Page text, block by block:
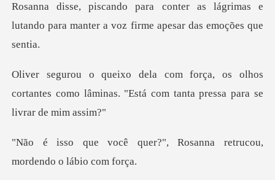
Rosanna disse, piscando para conter as l
s olhos
cortantes como lâminas. "Está com
?", Rosanna retrucou,
mor